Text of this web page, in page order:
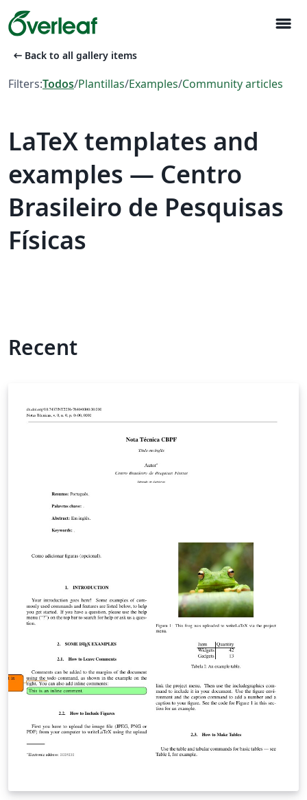
menu
arrow_left_alt Back to all gallery items
Filters:Todos/Plantillas/Examples/Community articles
LaTeX templates and
examples — Centro
Brasileiro de Pesquisas
Físicas
Recent